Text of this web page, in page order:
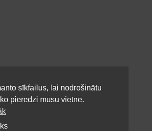
sīkfailus, lai nodrošinātu
pieredzi mūsu vietnē.